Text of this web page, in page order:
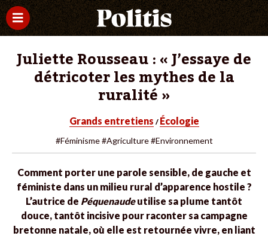
Juliette Rousseau : « J’essaye de
détricoter les mythes de la
ruralité »
Grands entretiens / Écologie
#Féminisme #Agriculture #Environnement
Comment porter une parole sensible, de gauche et
féministe dans un milieu rural d’apparence hostile ?
L’autrice de Péquenaudeutilise sa plume tantôt
douce, tantôt incisive pour raconter sa campagne
bretonne natale, où elle est retournée vivre, en liant